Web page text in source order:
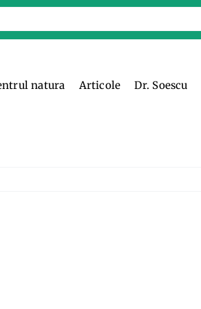
natura Articole Dr. Soescu